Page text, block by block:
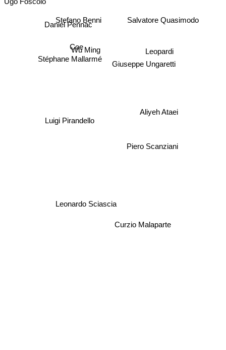
Stefano Benni
Coe
Wu Ming
Daniel Pennac
Giuseppe Ungaretti
Salvatore Quasimodo
Leopardi
Aliyeh Ataei
Piero Scanziani
Luigi Pirandello
Stéphane Mallarmé
Curzio Malaparte
Leonardo Sciascia